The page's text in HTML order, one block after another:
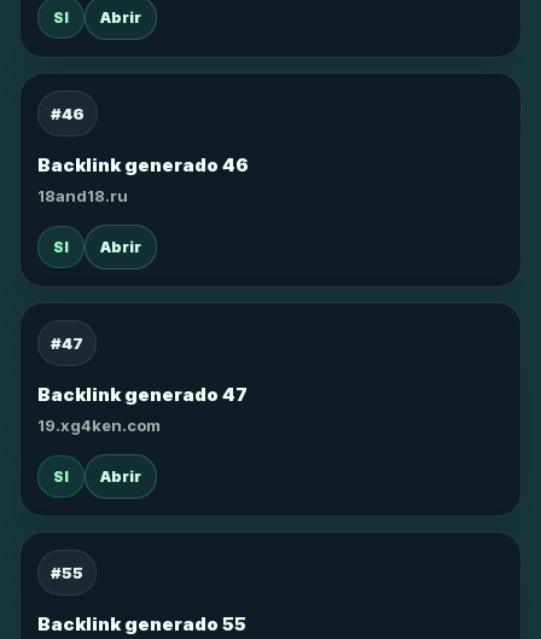
SI Abrir
#46
Backlink generado 46
18and18.ru
SI Abrir
#47
Backlink generado 47
19.xg4ken.com
SI Abrir
#55
Backlink generado 55